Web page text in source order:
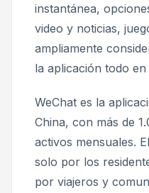
instantánea,
video y noticias,
ampliamente
la aplicación todo
WeChat es la
China, con más de
activos mensuales.
solo por los
por viajeros y